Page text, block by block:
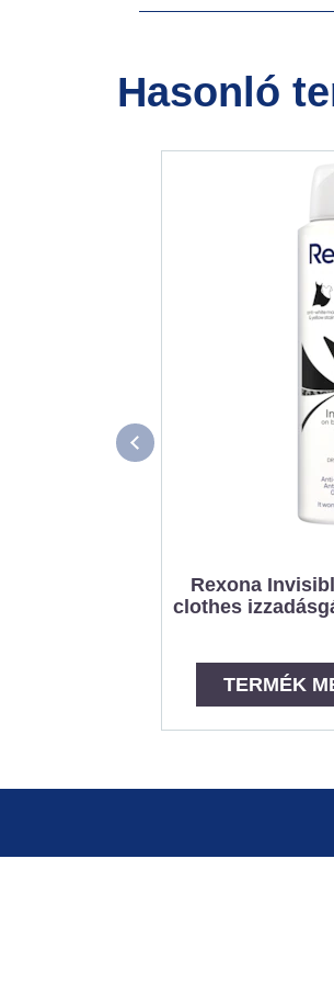
Hasonló
Rexona
clothes
TERMÉK